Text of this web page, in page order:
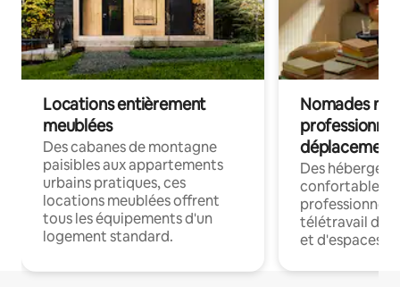
Locations entièrement
meublées
Des cabanes de montagne
paisibles aux appartements
urbains pratiques, ces
locations meublées offrent
tous les équipements d'un
logement standard.
Nomades
déplacement
Des
confortables
professionnels
télétravail
et d'espaces